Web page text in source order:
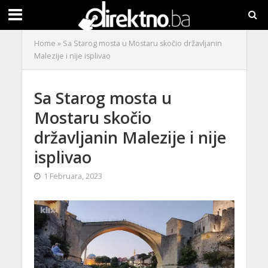
Home » Sa Starog mosta u Mostaru skočio državljanin
Malezije i nije isplivao
Sa Starog mosta u
Mostaru skočio
državljanin Malezije i nije
isplivao
1 Februara, 2023